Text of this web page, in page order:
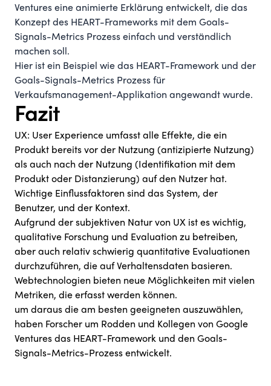
Ventures eine animierte Erklärung entwickelt, die das
Konzept des HEART-Frameworks mit dem Goals-
Signals-Metrics Prozess einfach und verständlich
machen soll.
Hier ist ein Beispiel wie das HEART-Framework und der
Goals-Signals-Metrics Prozess für
Verkaufsmanagement-Applikation angewandt wurde.
Fazit
UX: User Experience umfasst alle Effekte, die ein
Produkt bereits vor der Nutzung (antizipierte Nutzung)
als auch nach der Nutzung (Identifikation mit dem
Produkt oder Distanzierung) auf den Nutzer hat.
Wichtige Einflussfaktoren sind das System, der
Benutzer, und der Kontext.
Aufgrund der subjektiven Natur von UX ist es wichtig,
qualitative Forschung und Evaluation zu betreiben,
aber auch relativ schwierig quantitative Evaluationen
durchzuführen, die auf Verhaltensdaten basieren.
Webtechnologien bieten neue Möglichkeiten mit vielen
Metriken, die erfasst werden können.
um daraus die am besten geeigneten auszuwählen,
haben Forscher um Rodden und Kollegen von Google
Ventures das HEART-Framework und den Goals-
Signals-Metrics-Prozess entwickelt.